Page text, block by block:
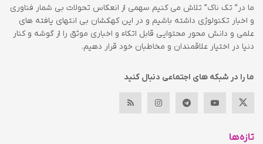
ما در” تک ناک” تلاش می کنیم سهمی از انعکاس تحولات بی شمار فناوری
و اخبار تکنولوژی داشته باشیم و در این کهکشان بی انتهای یافته های
علمی و دانش محور محتوایی قابل اتکاء و اخباری موثق را از گوشه و کنار
دنیا در اختیار علاقمندان و مخاطبان خود قرار دهیم.
ما را در شبکه های اجتماعی دنبال کنید
تازه‌ها